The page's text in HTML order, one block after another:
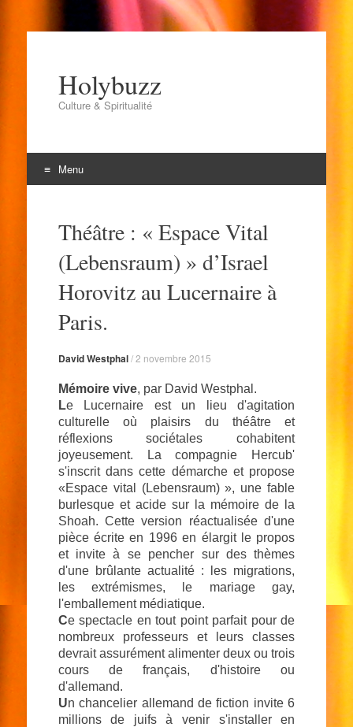
Holybuzz
Culture & Spiritualité
Menu
contenuThéâtre : « Espace Vital
(Lebensraum) » d’Israel
Horovitz au Lucernaire à
Paris.
David Westphal/2 novembre 2015
Mémoire vive, par David Westphal.
Le Lucernaire est un lieu d'agitation
culturelle où plaisirs du théâtre et
réflexions sociétales cohabitent
joyeusement. La compagnie Hercub'
s'inscrit dans cette démarche et propose
«Espace vital (Lebensraum) », une fable
burlesque et acide sur la mémoire de la
Shoah. Cette version réactualisée d'une
pièce écrite en 1996 en élargit le propos
et invite à se pencher sur des thèmes
d'une brûlante actualité : les migrations,
les extrémismes, le mariage gay,
l'emballement médiatique.
Ce spectacle en tout point parfait pour de
nombreux professeurs et leurs classes
devrait assurément alimenter deux ou trois
cours de français, d'histoire ou
d'allemand.
Un chancelier allemand de fiction invite 6
millions de juifs à venir s'installer en